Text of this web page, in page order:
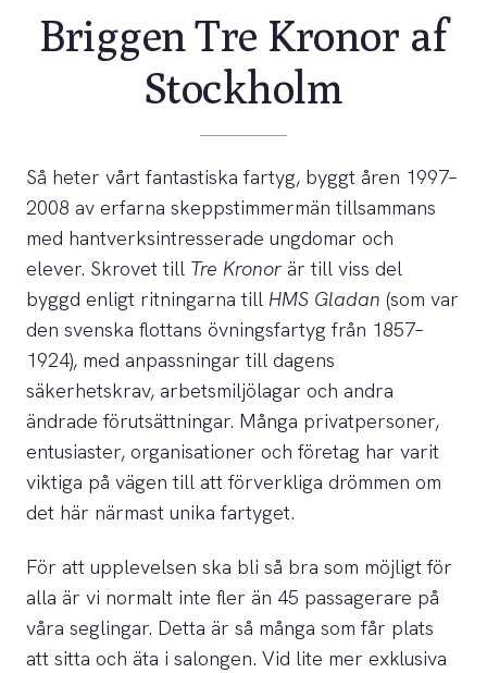
Briggen Tre Kronor af
Stockholm
Så heter vårt fantastiska fartyg, byggt åren 1997–
2008 av erfarna skeppstimmermän tillsammans
med hantverksintresserade ungdomar och
elever. Skrovet till Tre Kronor är till viss del
byggd enligt ritningarna till HMS Gladan (som var
den svenska flottans övningsfartyg från 1857–
1924), med anpassningar till dagens
säkerhetskrav, arbetsmiljölagar och andra
ändrade förutsättningar. Många privatpersoner,
entusiaster, organisationer och företag har varit
viktiga på vägen till att förverkliga drömmen om
det här närmast unika fartyget.
För att upplevelsen ska bli så bra som möjligt för
alla är vi normalt inte fler än 45 passagerare på
våra seglingar. Detta är så många som får plats
att sitta och äta i salongen. Vid lite mer exklusiva